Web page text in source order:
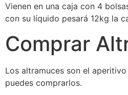
Vienen en una caja con 4
con su líquido pesará 12kg la
Comprar
Los altramuces son el
puedes comprarlos.